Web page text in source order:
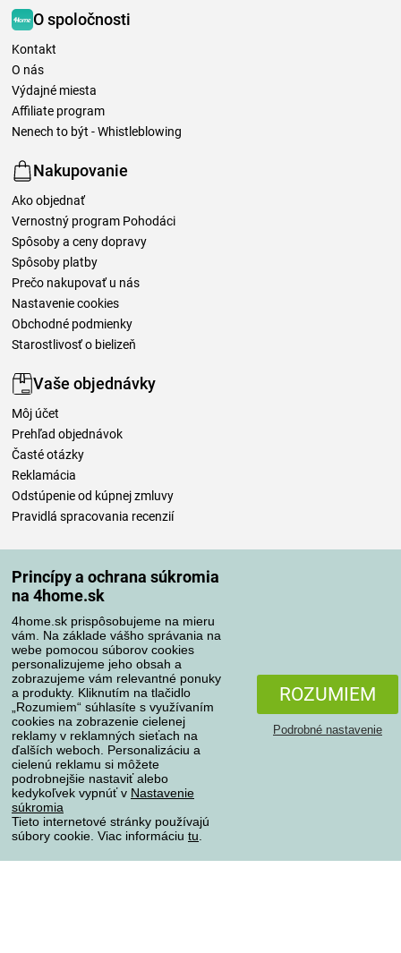
Princípy a ochrana súkromia
na 4home.sk
4home.sk prispôsobujeme na mieru
vám. Na základe vášho správania na
webe pomocou súborov cookies
personalizujeme jeho obsah a
zobrazujeme vám relevantné ponuky
a produkty. Kliknutím na tlačidlo
„Rozumiem“ súhlasíte s využívaním
cookies na zobrazenie cielenej
reklamy v reklamných sieťach na
ďalších weboch. Personalizáciu a
cielenú reklamu si môžete
podrobnejšie nastaviť alebo
kedykoľvek vypnúť v Nastavenie
súkromia
Tieto internetové stránky používajú
súbory cookie. Viac informáciu tu
ROZUMIEM
Podrobné nastavenie
O spoločnosti
Kontakt
O nás
Výdajné miesta
Affiliate program
Nenech to být - Whistleblowing
Nakupovanie
Ako objednať
Vernostný program Pohodáci
Spôsoby a ceny dopravy
Spôsoby platby
Prečo nakupovať u nás
Nastavenie cookies
Obchodné podmienky
Starostlivosť o bielizeň
Vaše objednávky
Môj účet
Prehľad objednávok
Časté otázky
Reklamácia
Odstúpenie od kúpnej zmluvy
Pravidlá spracovania recenzií
Spôsoby platby
Spoľahlivý obchod